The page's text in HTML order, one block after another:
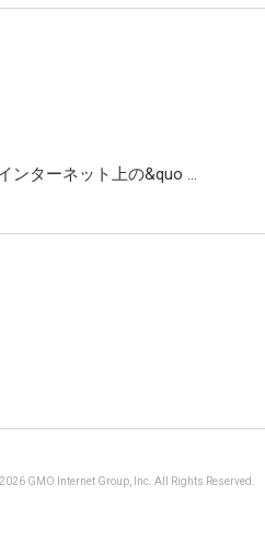
ンターネット上の&quo …
GMO Internet Group, Inc. All Rights Reserved.